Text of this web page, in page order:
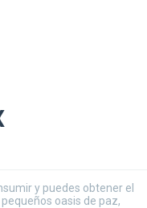
y puedes obtener el
oasis de paz,